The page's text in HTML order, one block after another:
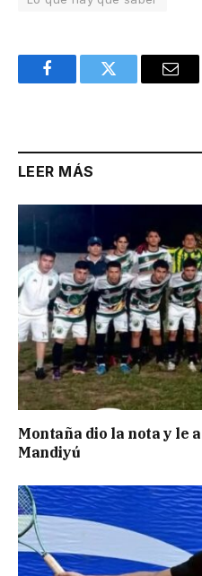
FacebookTwitter
LEER MÁS
Montaña dio la nota y le
Mandiyú